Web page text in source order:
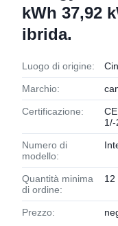
kWh 37,92
ibrida.
Luogo di origine:
Marchio:
Certificazione:
Numero di
modello:
Quantità minima
di ordine:
12
Prezzo: